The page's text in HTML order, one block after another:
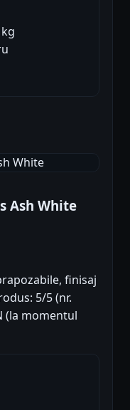
Ash White
finisaj
5/5 (nr.
(la momentul